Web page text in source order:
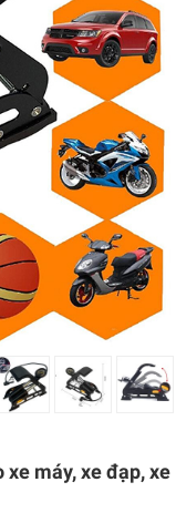
máy, xe đạp, xe